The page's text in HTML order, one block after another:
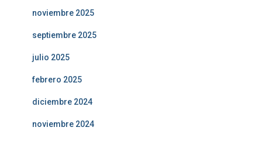
noviembre 2025
septiembre 2025
julio 2025
febrero 2025
diciembre 2024
noviembre 2024